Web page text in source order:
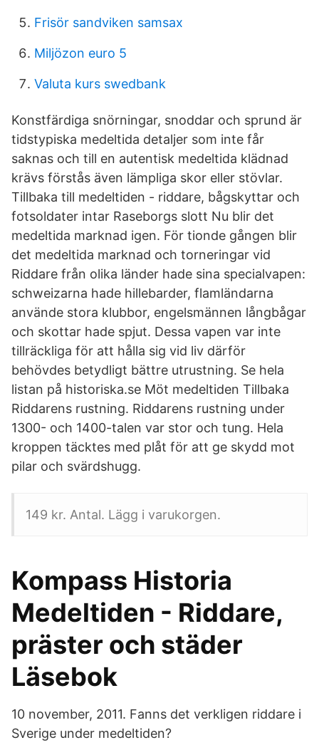
Frisör sandviken samsax
Miljözon euro 5
Valuta kurs swedbank
Konstfärdiga snörningar, snoddar och sprund är
tidstypiska medeltida detaljer som inte får
saknas och till en autentisk medeltida klädnad
krävs förstås även lämpliga skor eller stövlar.
Tillbaka till medeltiden - riddare, bågskyttar och
fotsoldater intar Raseborgs slott Nu blir det
medeltida marknad igen. För tionde gången blir
det medeltida marknad och torneringar vid
Riddare från olika länder hade sina specialvapen:
schweizarna hade hillebarder, flamländarna
använde stora klubbor, engelsmännen långbågar
och skottar hade spjut. Dessa vapen var inte
tillräckliga för att hålla sig vid liv därför
behövdes betydligt bättre utrustning. Se hela
listan på historiska.se Möt medeltiden Tillbaka
Riddarens rustning. Riddarens rustning under
1300- och 1400-talen var stor och tung. Hela
kroppen täcktes med plåt för att ge skydd mot
pilar och svärdshugg.
149 kr. Antal. Lägg i varukorgen.
Kompass Historia
Medeltiden - Riddare,
präster och städer
Läsebok
10 november, 2011. Fanns det verkligen riddare i
Sverige under medeltiden?